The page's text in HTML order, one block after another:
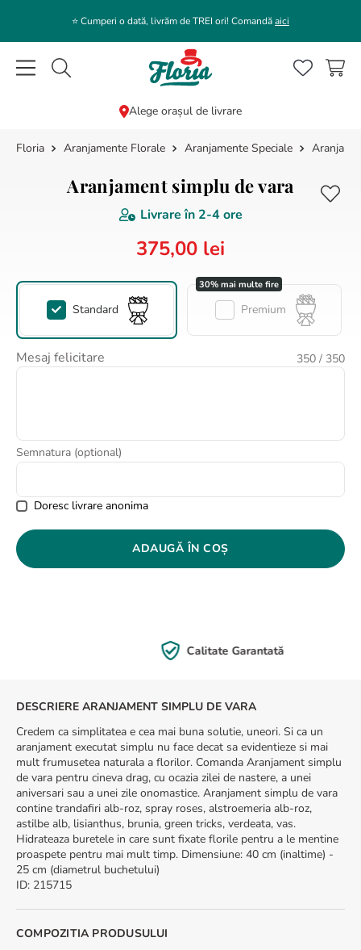
⭐️ Cumperi o dată, livrăm de TREI ori! Comandăaici
Caută flori, plante, cadouri...
Alege orașul de livrare
Aranjamente Florale Aranjamente Speciale
Aranjament simplu de vara
Livrare în 2-4 ore
375,00 lei
Standard Premium
Mesaj felicitare 350 / 350
Semnatura (optional)
Doresc livrare anonima
ADAUGĂ ÎN COȘ
Calitate Garantată
DESCRIERE ARANJAMENT SIMPLU DE VARA
Credem ca simplitatea e cea mai buna solutie, uneori. Si ca un
aranjament executat simplu nu face decat sa evidentieze si mai
mult frumusetea naturala a florilor. Comanda Aranjament simplu
de vara pentru cineva drag, cu ocazia zilei de nastere, a unei
aniversari sau a unei zile onomastice. Aranjament simplu de vara
contine trandafiri alb-roz, spray roses, alstroemeria alb-roz,
astilbe alb, lisianthus, brunia, green tricks, verdeata, vas.
Hidrateaza buretele in care sunt fixate florile pentru a le mentine
proaspete pentru mai mult timp. Dimensiune: 40 cm (inaltime) -
25 cm (diametrul buchetului)
ID: 215715
COMPOZITIA PRODUSULUI
CĂUTĂRI POPULARE
5.
buchet lalele
hortensie
7.
buchet crini
8.
buchet trandafiri